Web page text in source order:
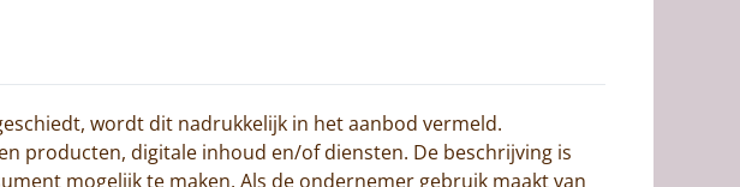
wordt dit nadrukkelijk in het aanbod vermeld.
producten, digitale inhoud en/of diensten. De beschrijving is
mogelijk te maken. Als de ondernemer gebruik maakt van